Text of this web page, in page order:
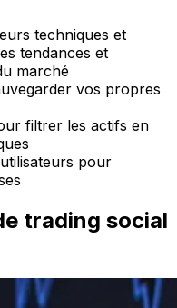
techniques et
tendances et
marché
vos propres
filtrer les actifs en
pour
trading social